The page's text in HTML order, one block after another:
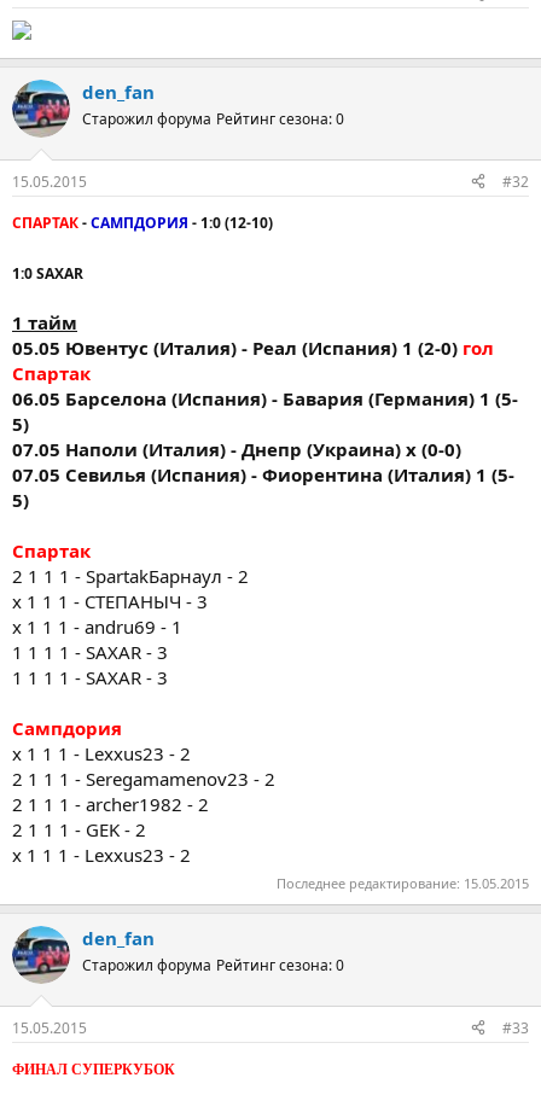
den_fan
Старожил форума Рейтинг сезона: 0
15.05.2015
#32
СПАРТАК-САМПДОРИЯ - 1:0 (12-10)
1:0 SAXAR
1 тайм
05.05 Ювентус (Италия) - Реал (Испания) 1 (2-0) гол
Спартак
06.05 Барселона (Испания) - Бавария (Германия) 1 (5-
5)
07.05 Наполи (Италия) - Днепр (Украина) х (0-0)
07.05 Севилья (Испания) - Фиорентина (Италия) 1 (5-
5)
Спартак
2 1 1 1 - SpartakБарнаул - 2
х 1 1 1 - СТЕПАНЫЧ - 3
х 1 1 1 - andru69 - 1
1 1 1 1 - SAXAR - 3
1 1 1 1 - SAXAR - 3
Сампдория
x 1 1 1 - Lexxus23 - 2
2 1 1 1 - Seregamamenov23 - 2
2 1 1 1 - archer1982 - 2
2 1 1 1 - GEK - 2
x 1 1 1 - Lexxus23 - 2
Последнее редактирование: 15.05.2015
den_fan
Старожил форума Рейтинг сезона: 0
15.05.2015 #33
ФИНАЛ СУПЕРКУБОК